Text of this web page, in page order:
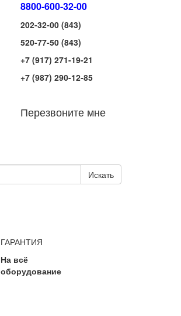
8800-600-32-00
202-32-00 (843)
520-77-50 (843)
+7 (917) 271-19-21
+7 (987) 290-12-85
Перезвоните мне
Искать
ГАРАНТИЯ
На всё
оборудование